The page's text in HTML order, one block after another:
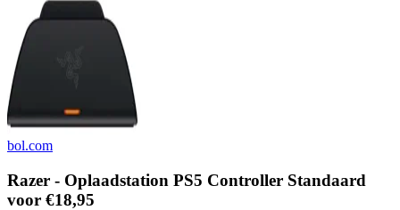
bol.com
Razer - Oplaadstation PS5 Controller Standaard
voor €18,95